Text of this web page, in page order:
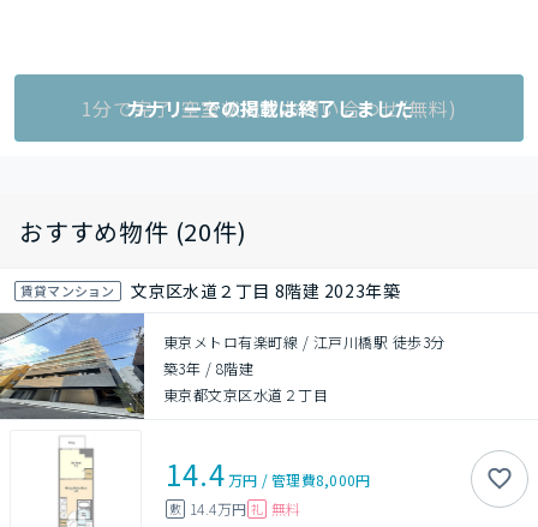
1分で完了!空室状況をお問い合わせ(無料)
カナリーでの掲載は終了しました
おすすめ物件 (20件)
賃貸マンション 文京区水道２丁目 8階建 2023年築
東京メトロ有楽町線 / 江戸川橋駅 徒歩3分
築3年 / 8階建
東京都文京区水道２丁目
14.4万円 /管理費8,000円
敷 14.4万円 礼 無料